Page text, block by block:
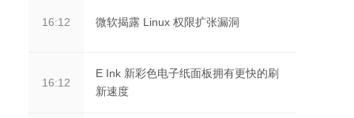
16:12 微软揭露 Linux 权限扩张漏洞
16:12
E Ink 新彩色电子纸面板拥有更快的刷
新速度